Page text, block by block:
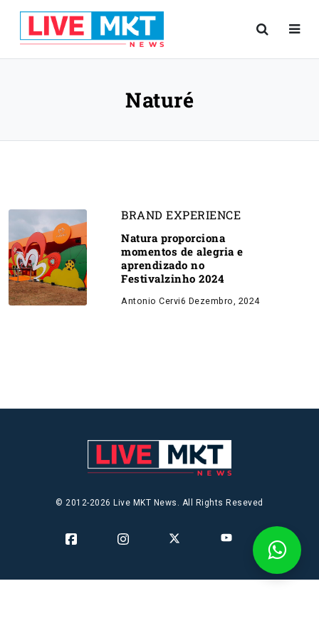
Naturé
BRAND EXPERIENCE
Natura proporciona
momentos de alegria e
aprendizado no
Festivalzinho 2024
Antonio Cervi6 Dezembro, 2024
© 2012-2026 Live MKT News. All Rights Reseved